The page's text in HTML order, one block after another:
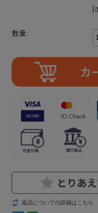
[
数量:
返品についての詳細はこちら